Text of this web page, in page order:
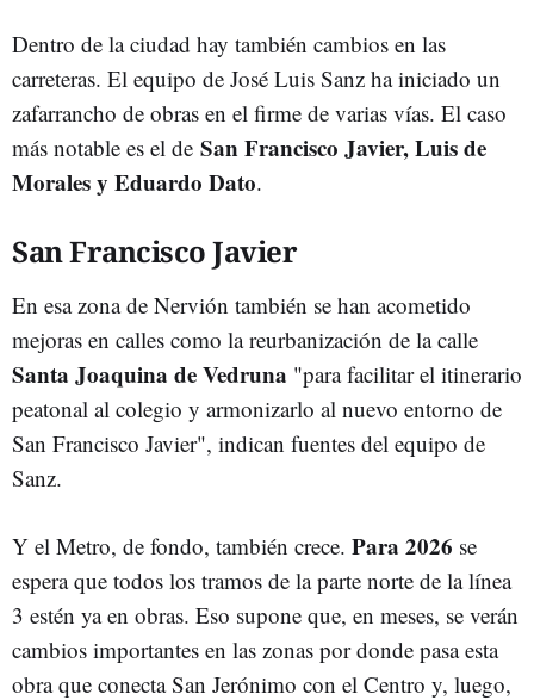
Dentro de la ciudad hay también cambios en las
carreteras. El equipo de José Luis Sanz ha iniciado un
zafarrancho de obras en el firme de varias vías. El caso
más notable es el de San Francisco Javier, Luis de
Morales y Eduardo Dato.
San Francisco Javier
En esa zona de Nervión también se han acometido
mejoras en calles como la reurbanización de la calle
Santa Joaquina de Vedruna "para facilitar el itinerario
peatonal al colegio y armonizarlo al nuevo entorno de
San Francisco Javier", indican fuentes del equipo de
Sanz.
Y el Metro, de fondo, también crece. Para 2026 se
espera que todos los tramos de la parte norte de la línea
3 estén ya en obras. Eso supone que, en meses, se verán
cambios importantes en las zonas por donde pasa esta
obra que conecta San Jerónimo con el Centro y, luego,